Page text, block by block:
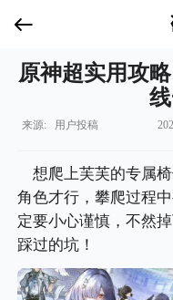
原神超实用攻
来源: 用户投稿
想爬上芙芙的专属
角色才行，攀爬过程
定要小心谨慎，不然
踩过的坑！